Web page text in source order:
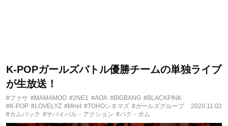
K-POPガールズバトル優勝チームの単独ライブ
が生放送！
#ファサ #MAMAMOO #2NE1 #AOA #BIGBANG #BLACKPINK
#K-POP #LOVELYZ #Mnet #TOHOシネマズ #ガールズグループ
#カムバック #サバイバル・アクション #パク・ボム
2020.11.02